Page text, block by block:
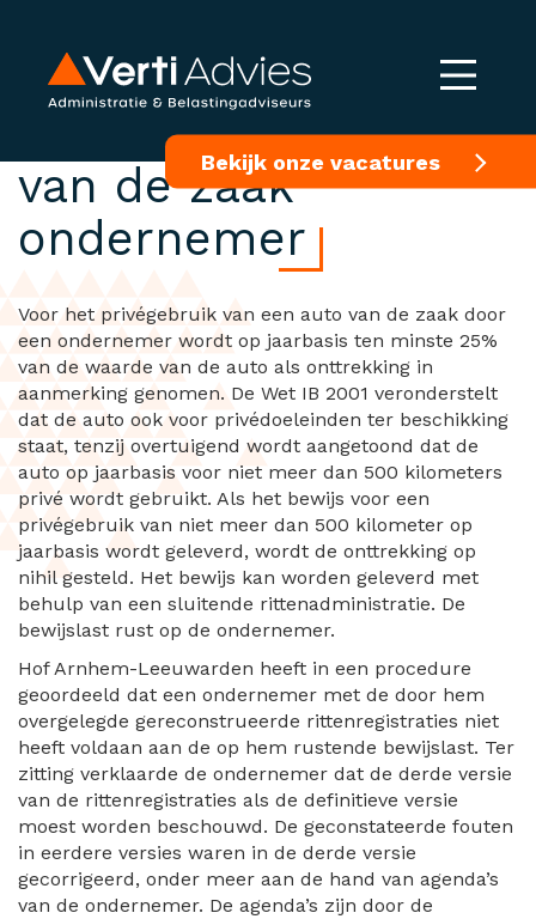
Bekijk onze vacatures
Privégebruik auto
van de zaak
ondernemer
Voor het privégebruik van een auto van de zaak door
een ondernemer wordt op jaarbasis ten minste 25%
van de waarde van de auto als onttrekking in
aanmerking genomen. De Wet IB 2001 veronderstelt
dat de auto ook voor privédoeleinden ter beschikking
staat, tenzij overtuigend wordt aangetoond dat de
auto op jaarbasis voor niet meer dan 500 kilometers
privé wordt gebruikt. Als het bewijs voor een
privégebruik van niet meer dan 500 kilometer op
jaarbasis wordt geleverd, wordt de onttrekking op
nihil gesteld. Het bewijs kan worden geleverd met
behulp van een sluitende rittenadministratie. De
bewijslast rust op de ondernemer.
Hof Arnhem-Leeuwarden heeft in een procedure
geoordeeld dat een ondernemer met de door hem
overgelegde gereconstrueerde rittenregistraties niet
heeft voldaan aan de op hem rustende bewijslast. Ter
zitting verklaarde de ondernemer dat de derde versie
van de rittenregistraties als de definitieve versie
moest worden beschouwd. De geconstateerde fouten
in eerdere versies waren in de derde versie
gecorrigeerd, onder meer aan de hand van agenda’s
van de ondernemer. De agenda’s zijn door de